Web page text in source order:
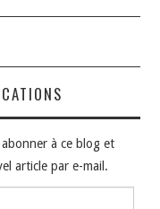
à ce blog et
article par e-mail.